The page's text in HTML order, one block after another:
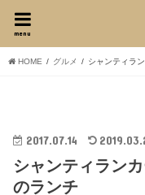
menu
HOME グルメ シャンティラ
2017.07.14
シャンティラン
のランチ